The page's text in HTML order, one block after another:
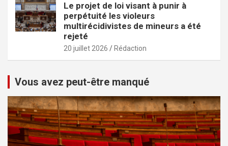
Le projet de loi visant à punir à
perpétuité les violeurs
multirécidivistes de mineurs a été
rejeté
20 juillet 2026 Rédaction
Vous avez peut-être manqué